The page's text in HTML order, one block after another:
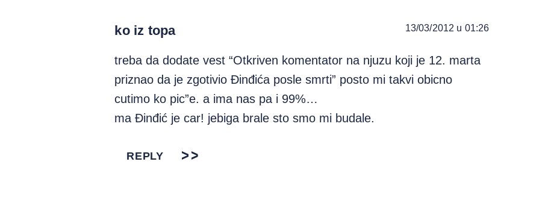
ko iz topa 13/03/2012 u 01:26
treba da dodate vest “Otkriven komentator na njuzu koji je 12. marta
priznao da je zgotivio Đinđića posle smrti” posto mi takvi obicno
cutimo ko pic”e. a ima nas pa i 99%…
ma Đinđić je car! jebiga brale sto smo mi budale.
REPLY